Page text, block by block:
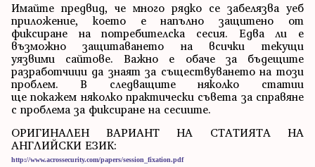
Имайте предвид, че много рядко се забелязва уеб
приложение, което е напълно защитено от
фиксиране на потребителска сесия. Едва ли е
възможно защитаването на всички текущи
уязвими сайтове. Важно е обаче за бъдещите
разработчици да знаят за съществуването на този
проблем. В следващите няколко статии
ще покажем няколко практически съвета за справяне
с проблема за фиксиране на сесиите.
ОРИГИНАЛЕН ВАРИАНТ НА СТАТИЯТА НА
АНГЛИЙСКИ ЕЗИК:
http://www.acrossecurity.com/papers/session_fixation.pdf